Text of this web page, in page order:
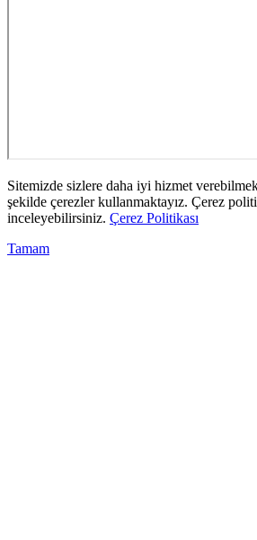
Sitemizde sizlere daha iyi hizmet
şekilde çerezler kullanmaktayız. Çerez
inceleyebilirsiniz. Çerez Politikası
Tamam